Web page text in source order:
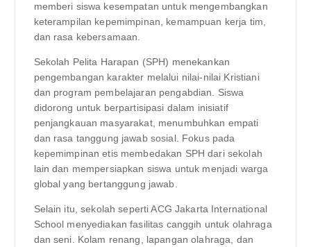
memberi siswa kesempatan untuk mengembangkan
keterampilan kepemimpinan, kemampuan kerja tim,
dan rasa kebersamaan.
Sekolah Pelita Harapan (SPH) menekankan
pengembangan karakter melalui nilai-nilai Kristiani
dan program pembelajaran pengabdian. Siswa
didorong untuk berpartisipasi dalam inisiatif
penjangkauan masyarakat, menumbuhkan empati
dan rasa tanggung jawab sosial. Fokus pada
kepemimpinan etis membedakan SPH dari sekolah
lain dan mempersiapkan siswa untuk menjadi warga
global yang bertanggung jawab.
Selain itu, sekolah seperti ACG Jakarta International
School menyediakan fasilitas canggih untuk olahraga
dan seni. Kolam renang, lapangan olahraga, dan